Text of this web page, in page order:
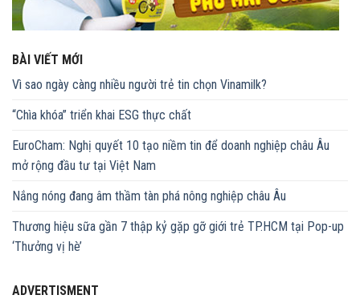
BÀI VIẾT MỚI
Vì sao ngày càng nhiều người trẻ tin chọn Vinamilk?
“Chìa khóa” triển khai ESG thực chất
EuroCham: Nghị quyết 10 tạo niềm tin để doanh nghiệp châu Âu
mở rộng đầu tư tại Việt Nam
Nắng nóng đang âm thầm tàn phá nông nghiệp châu Âu
Thương hiệu sữa gần 7 thập kỷ gặp gỡ giới trẻ TP.HCM tại Pop-up
‘Thưởng vị hè’
ADVERTISMENT